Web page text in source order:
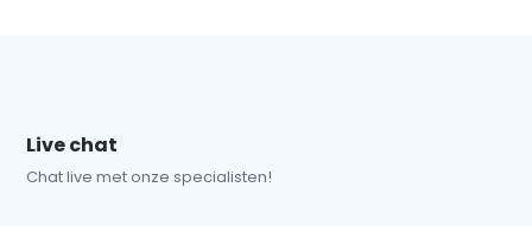
Live chat
Chat live met onze specialisten!